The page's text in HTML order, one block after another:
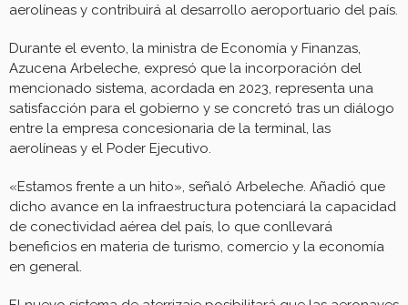
aerolíneas y contribuirá al desarrollo aeroportuario del país.
Durante el evento, la ministra de Economía y Finanzas,
Azucena Arbeleche, expresó que la incorporación del
mencionado sistema, acordada en 2023, representa una
satisfacción para el gobierno y se concretó tras un diálogo
entre la empresa concesionaria de la terminal, las
aerolíneas y el Poder Ejecutivo.
«Estamos frente a un hito», señaló Arbeleche. Añadió que
dicho avance en la infraestructura potenciará la capacidad
de conectividad aérea del país, lo que conllevará
beneficios en materia de turismo, comercio y la economía
en general.